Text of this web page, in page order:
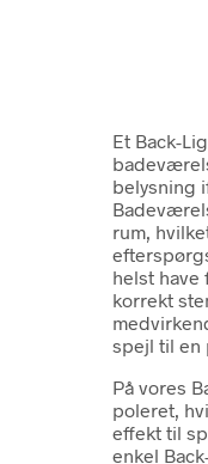
Et Back-
belysning
rum,
helst have
korrekt
spejl til en
På vores
poleret,
effekt til
enkel